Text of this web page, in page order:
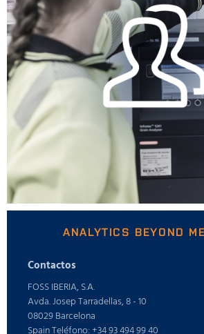
ANALYTICS BEYOND
Contactos
FOSS IBERIA, S.A.
Avda. Josep Tarradellas, 8 - 10
08029 Barcelona
Spain Teléfono: +34 93 494 99 40